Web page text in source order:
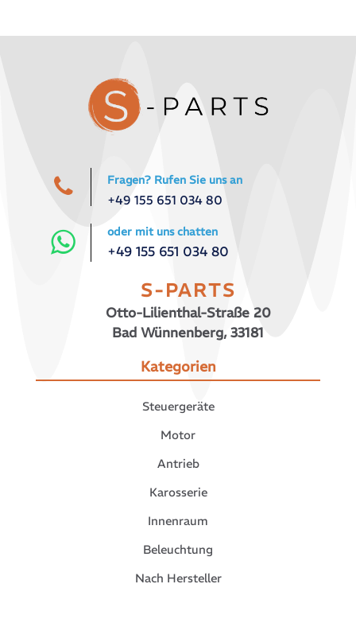
Fragen? Rufen Sie uns an
+49 155 651 034 80
oder mit uns chatten
+49 155 651 034 80
S-PARTS
Otto-Lilienthal-Straße 20
Bad Wünnenberg, 33181
Kategorien
Steuergeräte
Motor
Antrieb
Karosserie
Innenraum
Beleuchtung
Nach Hersteller